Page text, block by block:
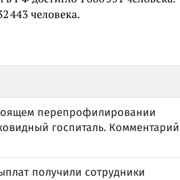
443 человека.
перепрофилировании
госпиталь. Комментарий
получили сотрудники